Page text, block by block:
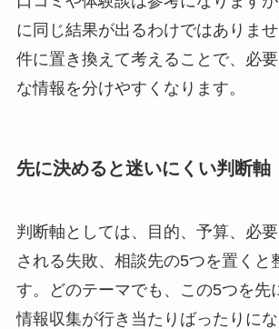
に同じ結果が出るわけではありませ
件に置き換えて考える ことで、必
な情報を分けやすくなります。
先に決めると迷いにくい判断軸
判断軸としては、目的、予算、必
される失敗、相談先の5つを置くと
す。どのテーマでも、この5つを先
情報収集が行き当たりばったりに